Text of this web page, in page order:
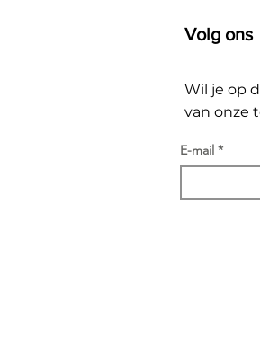
Volg ons
Wil je op
van onze
E-mail